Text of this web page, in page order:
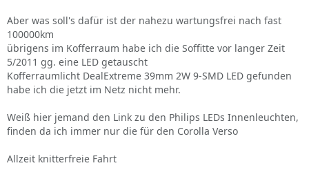
Aber was soll's dafür ist der nahezu wartungsfrei nach fast
100000km
übrigens im Kofferraum habe ich die Soffitte vor langer Zeit
5/2011 gg. eine LED getauscht
Kofferraumlicht DealExtreme 39mm 2W 9-SMD LED gefunden
habe ich die jetzt im Netz nicht mehr.
Weiß hier jemand den Link zu den Philips LEDs Innenleuchten,
finden da ich immer nur die für den Corolla Verso
Allzeit knitterfreie Fahrt